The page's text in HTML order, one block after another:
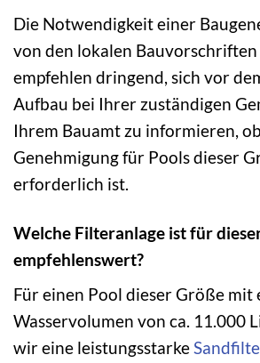
Die Notwendigkeit einer
von den lokalen
empfehlen dringend, sich vor
Aufbau bei Ihrer zuständigen
Ihrem Bauamt zu informieren,
Genehmigung für Pools dieser
erforderlich ist.
Welche Filteranlage ist für
empfehlenswert?
Für einen Pool dieser Größe mit
Wasservolumen von ca. 11.000
wir eine leistungsstarke